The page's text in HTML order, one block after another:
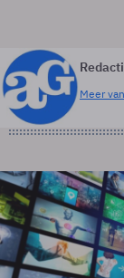
Meer